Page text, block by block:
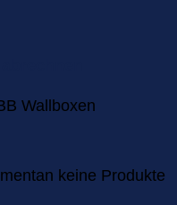
Wallboxen
keine Produkte